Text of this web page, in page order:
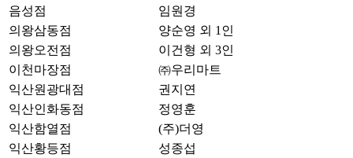
음성점
임원경
의왕삼동점
양순영 외 1인
의왕오전점
이건형 외 3인
이천마장점
㈜우리마트
익산원광대점
권지연
익산인화동점
정영훈
익산함열점
(주)더영
익산황등점
성종섭